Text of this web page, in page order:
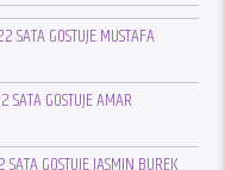
SATA GOSTUJE MUSTAFA
GOSTUJE AMAR